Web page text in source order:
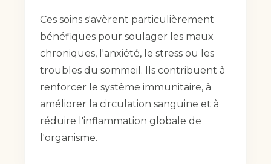
Ces soins s'avèrent particulièrement
bénéfiques pour soulager les maux
chroniques, l'anxiété, le stress ou les
troubles du sommeil. Ils contribuent à
renforcer le système immunitaire, à
améliorer la circulation sanguine et à
réduire l'inflammation globale de
l'organisme.